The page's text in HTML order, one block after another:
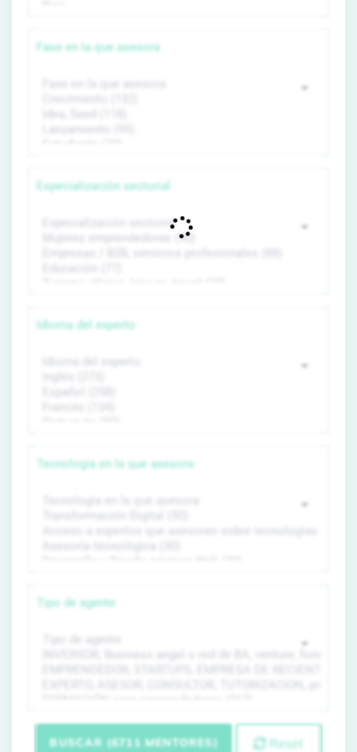
Fase en la que asesora
Especialización sectorial
Idioma del experto
Tecnología en la que asesora
Tipo de agente
BUSCAR (6711 MENTORES) Reset